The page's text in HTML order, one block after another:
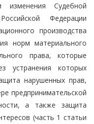
Судебной
Федерации
производства
норм материального
права, которые
устранения которых
нарушенных прав,
предпринимательской
а также защита
(часть 1 статьи